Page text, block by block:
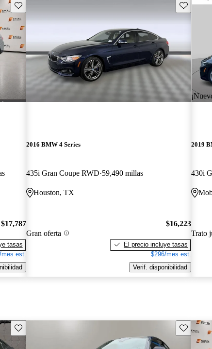
Guarda este Aviso
$17,787
tasas
est.
Guarda
2016 BMW 4 Series
435i Gran Coupe RWD 59,490 millas
Houston, TX
Gran oferta
$16,223
El precio incluye tasas
$296/mes est.
Verif. disponibilidad
2019
430i
Trato
Guarda este Aviso Guarda